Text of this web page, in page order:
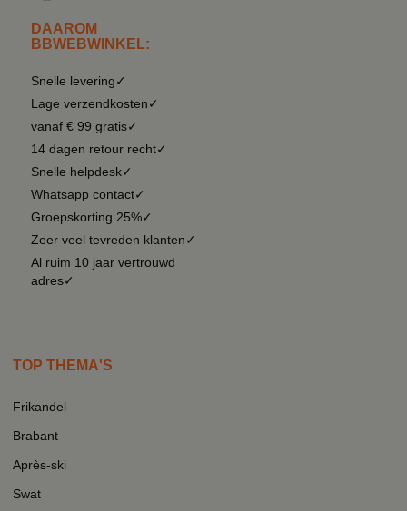
DAAROM
BBWEBWINKEL:
Snelle levering✓
Lage verzendkosten✓
vanaf € 99 gratis✓
14 dagen retour recht✓
Snelle helpdesk✓
Whatsapp contact✓
Groepskorting 25%✓
Zeer veel tevreden klanten✓
Al ruim 10 jaar vertrouwd
adres✓
TOP THEMA'S
Frikandel
Brabant
Après-ski
Swat